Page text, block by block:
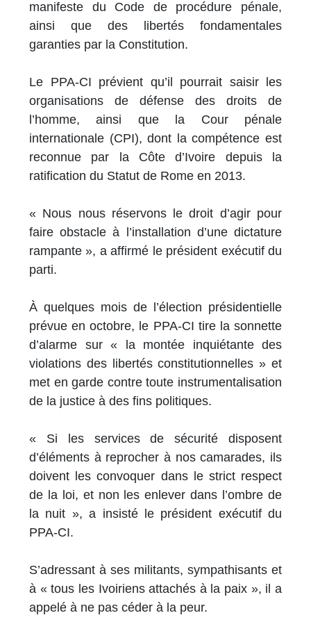
manifeste du Code de procédure pénale,
ainsi que des libertés fondamentales
garanties par la Constitution.
Le PPA-CI prévient qu’il pourrait saisir les
organisations de défense des droits de
l’homme, ainsi que la Cour pénale
internationale (CPI), dont la compétence est
reconnue par la Côte d’Ivoire depuis la
ratification du Statut de Rome en 2013.
« Nous nous réservons le droit d’agir pour
faire obstacle à l’installation d’une dictature
rampante », a affirmé le président exécutif du
parti.
À quelques mois de l’élection présidentielle
prévue en octobre, le PPA-CI tire la sonnette
d’alarme sur « la montée inquiétante des
violations des libertés constitutionnelles » et
met en garde contre toute instrumentalisation
de la justice à des fins politiques.
« Si les services de sécurité disposent
d’éléments à reprocher à nos camarades, ils
doivent les convoquer dans le strict respect
de la loi, et non les enlever dans l’ombre de
la nuit », a insisté le président exécutif du
PPA-CI.
S’adressant à ses militants, sympathisants et
à « tous les Ivoiriens attachés à la paix », il a
appelé à ne pas céder à la peur.